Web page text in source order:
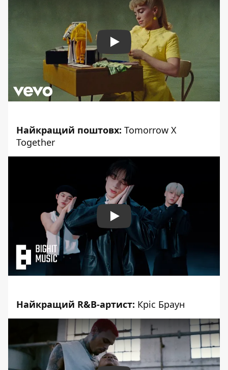
Play
Найкращий поштовх: Tomorrow X
Together
Play
Найкращий R&B-артист: Кріс Браун